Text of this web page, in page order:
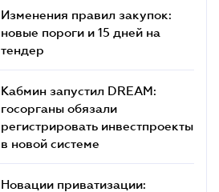
Изменения правил закупок:
новые пороги и 15 дней на
тендер
Кабмин запустил DREAM:
госорганы обязали
регистрировать инвестпроекты
в новой системе
Новации приватизации: